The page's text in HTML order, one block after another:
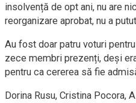
insolvență de opt ani, nu are
reorganizare aprobat, nu a
Au fost doar patru voturi
zece membri prezenți, deși
pentru ca cererea să fie
Dorina Rusu, Cristina Pocora,